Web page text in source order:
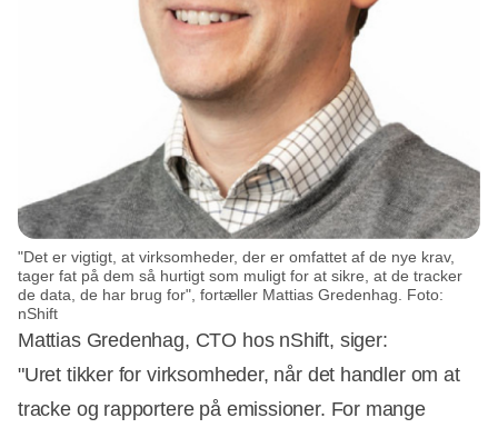
"Det er vigtigt, at virksomheder, der er omfattet af de nye krav,
tager fat på dem så hurtigt som muligt for at sikre, at de tracker
de data, de har brug for", fortæller Mattias Gredenhag. Foto:
nShift
Mattias Gredenhag, CTO hos nShift, siger:
"Uret tikker for virksomheder, når det handler om at
tracke og rapportere på emissioner. For mange